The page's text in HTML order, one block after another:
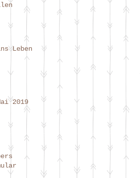
Leben
2019